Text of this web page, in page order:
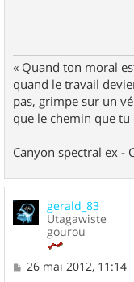
« Quand ton moral
quand le travail
pas, grimpe sur un
que le chemin que
Canyon spectral ex -
gerald_83
Utagawiste
gourou
M
26 mai 2012, 11:14